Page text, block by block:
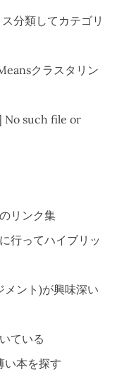
分類してカテゴリ
クラスタリン
such file or
リンク集
行ってハイブリッ
メント)が興味深い
ている
い本を探す